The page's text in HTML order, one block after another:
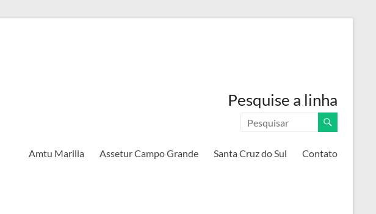
Pesquise a linha
Amtu Marilia Assetur Campo Grande Santa Cruz do Sul Contato